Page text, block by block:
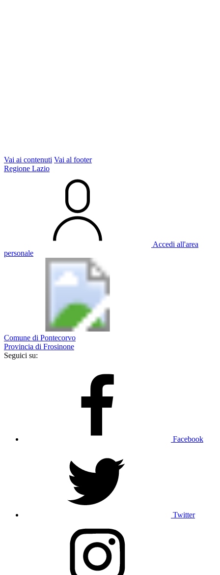
Vai ai contenuti Vai al footer
Regione Lazio
Accedi all'area
personale
Comune di Pontecorvo
Provincia di Frosinone
Seguici su:
Facebook
Twitter